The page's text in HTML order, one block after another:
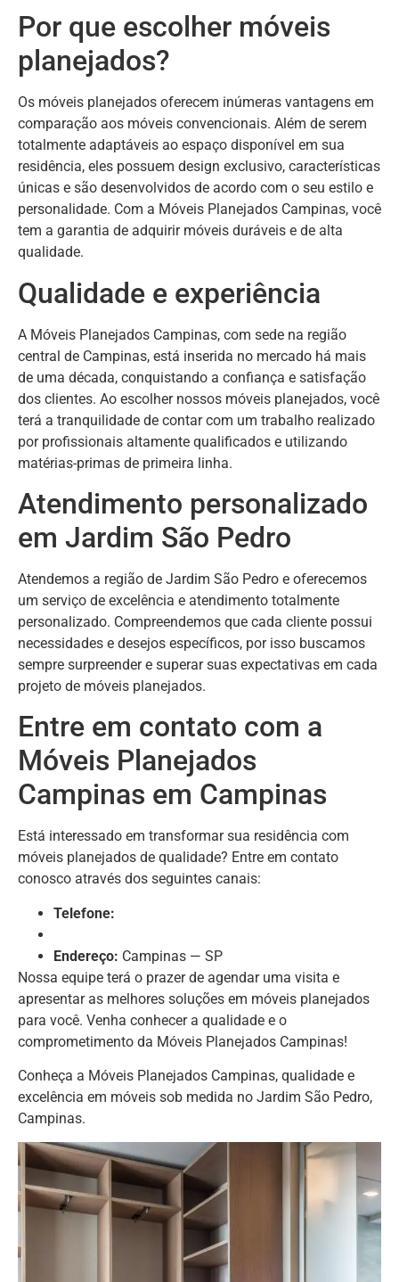
Por que escolher móveis
planejados?
Os móveis planejados oferecem inúmeras vantagens em
comparação aos móveis convencionais. Além de serem
totalmente adaptáveis ao espaço disponível em sua
residência, eles possuem design exclusivo, características
únicas e são desenvolvidos de acordo com o seu estilo e
personalidade. Com a Móveis Planejados Campinas, você
tem a garantia de adquirir móveis duráveis e de alta
qualidade.
Qualidade e experiência
A Móveis Planejados Campinas, com sede na região
central de Campinas, está inserida no mercado há mais
de uma década, conquistando a confiança e satisfação
dos clientes. Ao escolher nossos móveis planejados, você
terá a tranquilidade de contar com um trabalho realizado
por profissionais altamente qualificados e utilizando
matérias-primas de primeira linha.
Atendimento personalizado
em Jardim São Pedro
Atendemos a região de Jardim São Pedro e oferecemos
um serviço de excelência e atendimento totalmente
personalizado. Compreendemos que cada cliente possui
necessidades e desejos específicos, por isso buscamos
sempre surpreender e superar suas expectativas em cada
projeto de móveis planejados.
Entre em contato com a
Móveis Planejados
Campinas em Campinas
Está interessado em transformar sua residência com
móveis planejados de qualidade? Entre em contato
conosco através dos seguintes canais:
Telefone:
Endereço: Campinas — SP
Nossa equipe terá o prazer de agendar uma visita e
apresentar as melhores soluções em móveis planejados
para você. Venha conhecer a qualidade e o
comprometimento da Móveis Planejados Campinas!
Conheça a Móveis Planejados Campinas, qualidade e
excelência em móveis sob medida no Jardim São Pedro,
Campinas.